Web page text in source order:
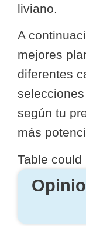
liviano.
A
mejores
diferentes
según tu
más
Table could